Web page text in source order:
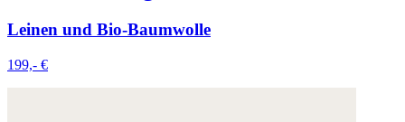
Leinen und Bio-Baumwolle
199,- €